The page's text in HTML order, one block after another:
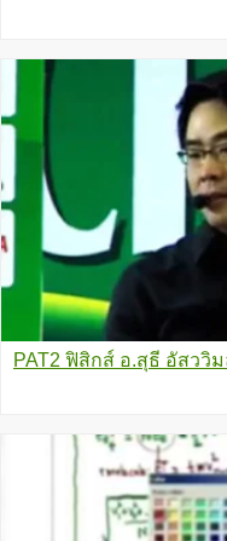
PAT2 ฟิสิกส์ อ.สุธี อัสววิม